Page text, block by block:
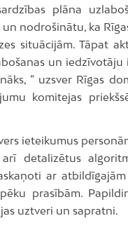
plāna
nodrošinātu, ka
situācijām. Tāpat
un iedzīvotāju
” uzsver Rīgas
komitejas
ieteikumus
detalizētus
ar
prasībām.
uztveri un sapratni.